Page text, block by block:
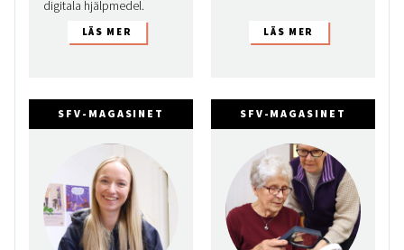
digitala hjälpmedel.
SFV-MAGASINET SFV-MAGASINET